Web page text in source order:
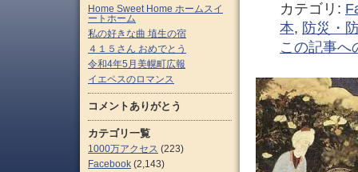
カテゴリ:
本, 防災・
この記事へ
Home Sweet Home ホームスイ
ートホーム
私の好きな曲 埴生の宿
４１５さん おめでとう
令和4年5月美幌町広報
イエペスのロマンス
コメントありがとう
カテゴリ一覧
1000万アクセス (223)
Facebook (2,143)